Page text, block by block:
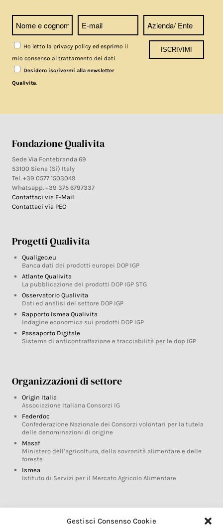
Gestisci Consenso Cookie
Ho letto la privacy policy ed esprimo il
mio consenso al trattamento dei dati
Desidero iscrivermi alla newsletter
Qualivita
Fondazione Qualivita
Sede Via Fontebranda 69
53100 Siena (Si) Italy
Tel. +39 0577 1503049
Whatsapp. +39 375 6797337
Contattaci via E-Mail
Contattaci via PEC
Progetti Qualivita
Qualigeo.eu
Banca dati dei prodotti europei DOP IGP
Atlante Qualivita
La pubblicazione dei prodotti DOP IGP STG
Osservatorio Qualivita
Dati ed analisi del settore DOP IGP
Rapporto Ismea Qualivita
Indagine economica sui prodotti DOP IGP
Passaporto Digitale
Sistema di anticontraffazione e tracciabilità per le dop IGP
Organizzazioni di settore
Origin Italia
Associazione Italiana Consorzi IG
Federdoc
Confederazione Nazionale dei Consorzi volontari per la tutela
delle denominazioni di origine
Masaf
Ministero dell’agricoltura, della sovranità alimentare e delle
foreste
Ismea
Istituto di Servizi per il Mercato Agricolo Alimentare
Glossario DOP IGP